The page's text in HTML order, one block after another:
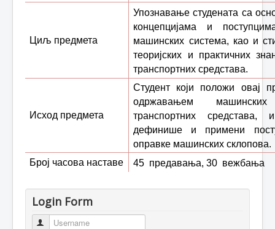
Циљ предмета
Упознавање студената са
концепцијама и
машинских система, као и
теоријских и практичних
транспортних средстава.
Исход предмета
Студент који положи овај
одржавањем
транспортних средстава, и
дефинише и примени
оправке машинских склопова.
Број часова наставе
45 предавања,30 вежбања
Login Form
Username